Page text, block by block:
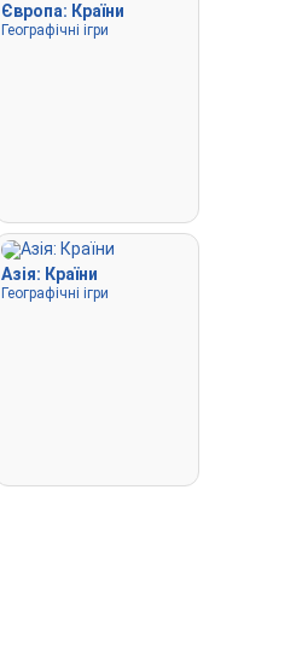
Європа: Країни
Географічні ігри
Азія: Країни
Географічні ігри